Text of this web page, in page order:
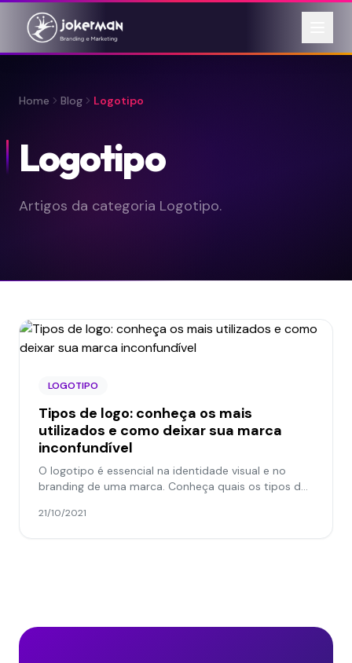
Home Blog Logotipo
Logotipo
Artigos da categoria Logotipo.
LOGOTIPO
Tipos de logo: conheça os mais
utilizados e como deixar sua marca
inconfundível
O logotipo é essencial na identidade visual e no
branding de uma marca. Conheça quais os tipos de
21/10/2021